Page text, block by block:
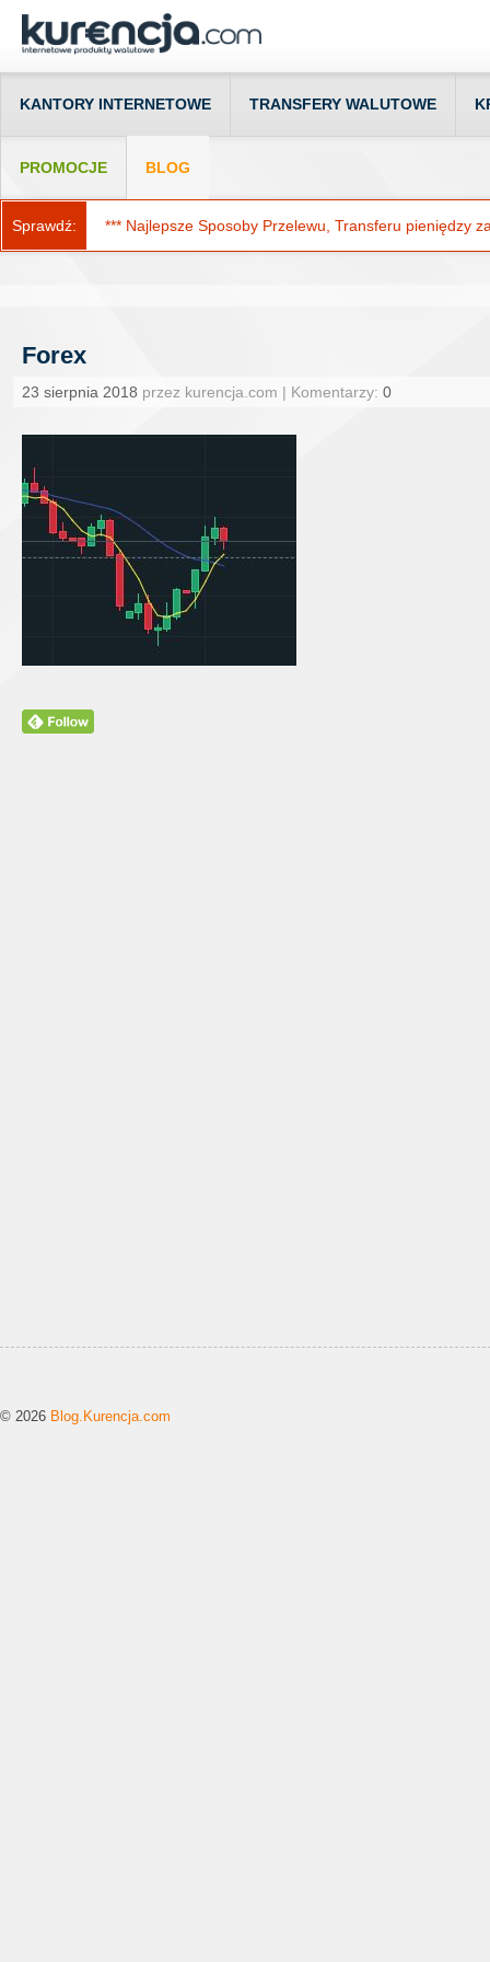
KANTORY INTERNETOWE TRANSFERY WALUTOWE
PROMOCJE BLOG
Sprawdź: *** Najlepsze Sposoby Przelewu, Transferu pieniędzy
Forex
23 sierpnia 2018 przez kurencja.com | Komentarzy: 0
© 2026 Blog.Kurencja.com